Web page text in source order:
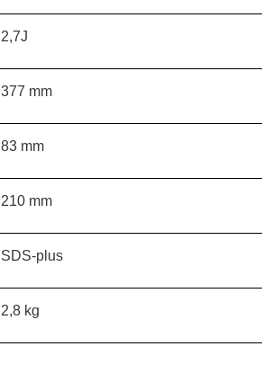
2,7J
377 mm
83 mm
210 mm
SDS-plus
2,8 kg